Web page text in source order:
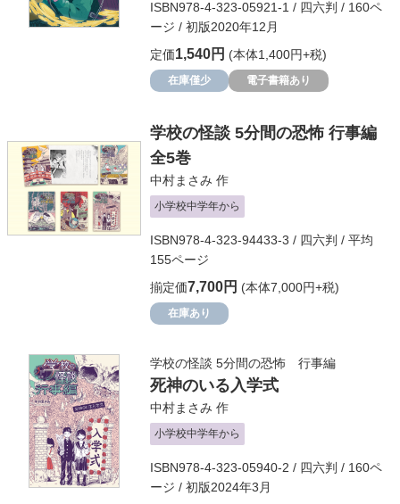
ISBN978-4-323-05921-1 / 四六判 / 160ペ
ージ / 初版2020年12月
定価1,540円 (本体1,400円+税)
在庫僅少 電子書籍あり
学校の怪談 5分間の恐怖 行事編
全5巻
中村まさみ 作
小学校中学年から
ISBN978-4-323-94433-3 / 四六判 / 平均
155ページ
揃定価7,700円 (本体7,000円+税)
在庫あり
学校の怪談 5分間の恐怖 行事編
死神のいる入学式
中村まさみ 作
小学校中学年から
ISBN978-4-323-05940-2 / 四六判 / 160ペ
ージ / 初版2024年3月